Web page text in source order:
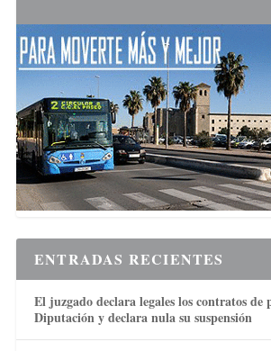
ENTRADAS RECIENTES
El juzgado declara legales los contratos de
Diputación y declara nula su suspensión